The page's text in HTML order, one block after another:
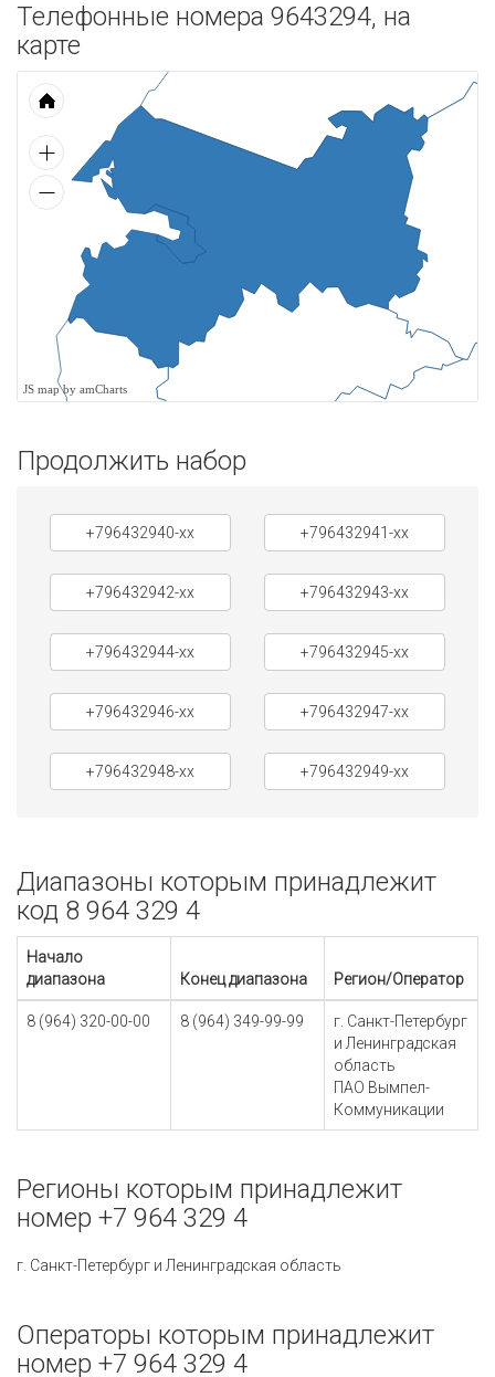
Телефонные номера 9643294, на
карте
JS map by amCharts
Продолжить набор
+796432940-xx +796432941-xx
+796432942-xx +796432943-xx
+796432944-xx +796432945-xx
+796432946-xx +796432947-xx
+796432948-xx +796432949-xx
Диапазоны которым принадлежит
код 8 964 329 4
Начало
диапазона
Конец диапазона Регион/Оператор
8 (964) 320-00-00 8 (964) 349-99-99
г. Санкт-Петербург
и Ленинградская
область
ПАО Вымпел-
Коммуникации
Регионы которым принадлежит
номер +7 964 329 4
г. Санкт-Петербург и Ленинградская область
Операторы которым принадлежит
номер +7 964 329 4